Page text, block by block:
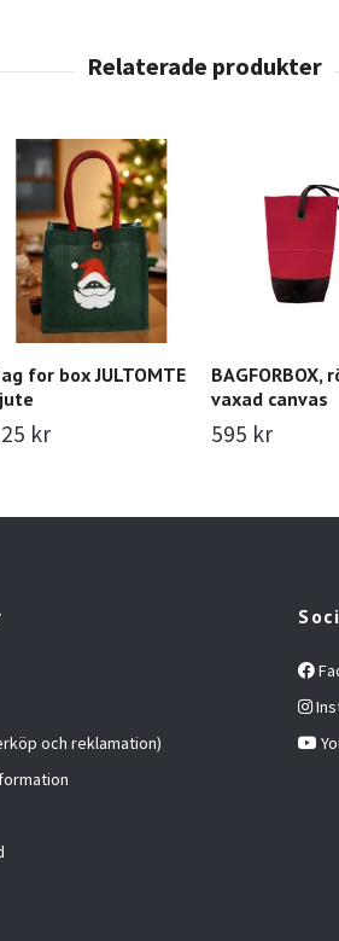
for box JULTOMTE
kr
BAGFORBOX,
vaxad canvas
595 kr
och reklamation)